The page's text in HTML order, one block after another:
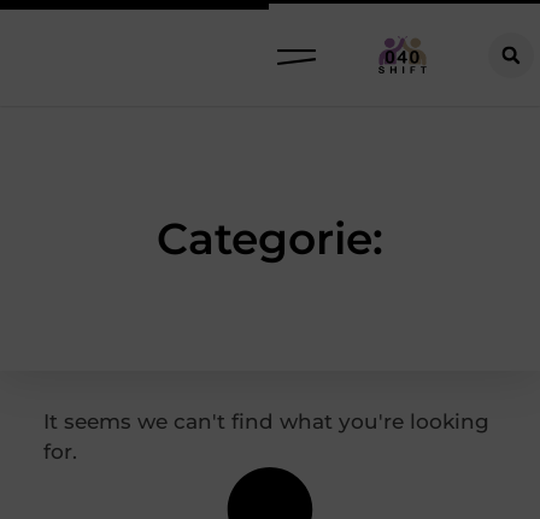
Categorie:
It seems we can't find what you're looking
for.